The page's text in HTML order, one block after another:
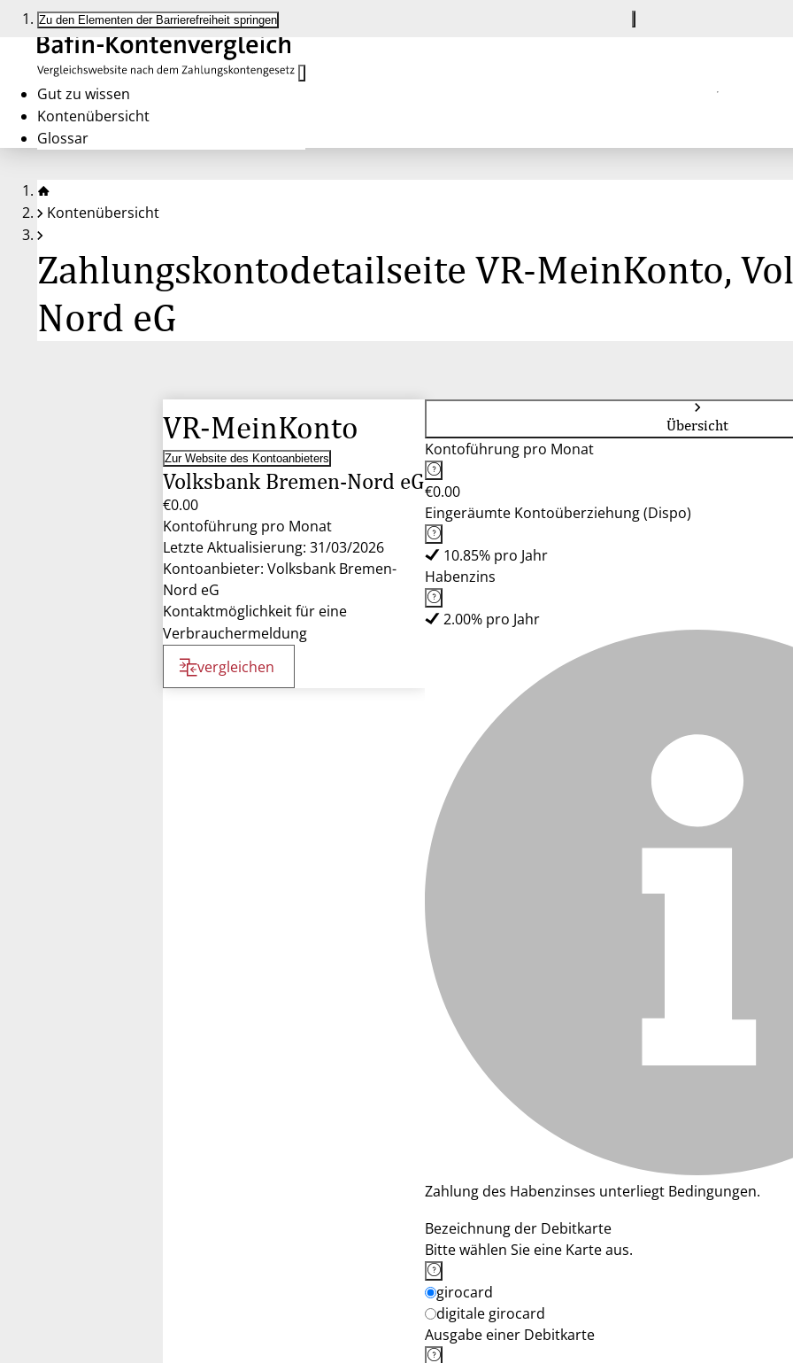
Zu den Elementen der Barrierefreiheit springen
Gut zu wissen
Kontenübersicht
Glossar
Kontenübersicht
Zahlungskontodetailseite VR-MeinKonto,
Nord eG
VR-MeinKonto
Zur Website des Kontoanbieters
Volksbank Bremen-Nord eG
€0.00
Kontoführung pro Monat
Letzte Aktualisierung: 31/03/2026
Kontoanbieter: Volksbank Bremen-
Nord eG
Kontaktmöglichkeit für eine
Verbrauchermeldung
vergleichen
Übersicht
Kontoführung pro Monat
€0.00
Eingeräumte Kontoüberziehung (Dispo)
10.85% pro Jahr
Habenzins
2.00% pro Jahr
Zahlung des Habenzinses unterliegt Bedingungen.
Bezeichnung der Debitkarte
Bitte wählen Sie eine Karte aus.
girocard
digitale girocard
Ausgabe einer Debitkarte